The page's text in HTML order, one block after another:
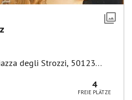
degli Strozzi, 50123
4
FREIE PLÄTZE